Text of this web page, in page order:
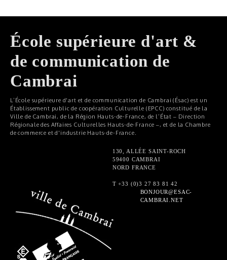
École supérieure d'art &
de communication de
Cambrai
L’École supérieure d'art et de communication de Cambrai (Ésac) est un
Établissement public de coopération Culturelle (EPCC) constitué de la
Ville de Cambrai, de la Région Hauts-de-France, de l’État – Direction
Régionale des Affaires Culturelles Hauts-de-France –, et de la Chambre
de commerce et d'industrie Hauts-de-France.
130, ALLÉE SAINT-ROCH
59400 CAMBRAI
NORD FRANCE
T +33 (0)3 27 83 81 42
BONJOUR@ESAC-
CAMBRAI.NET